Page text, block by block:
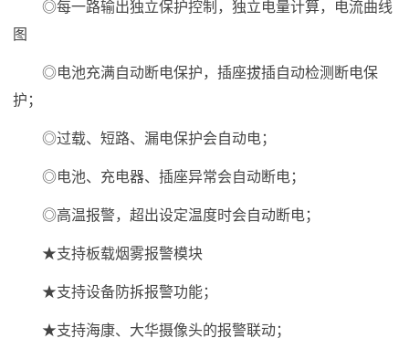
◎每一路输出独立保护控制，独立电量计算，电流曲线
图
◎电池充满自动断电保护，插座拔插自动检测断电保
护；
◎过载、短路、漏电保护会自动电；
◎电池、充电器、插座异常会自动断电；
◎高温报警，超出设定温度时会自动断电；
★支持板载烟雾报警模块
★支持设备防拆报警功能；
★支持海康、大华摄像头的报警联动；